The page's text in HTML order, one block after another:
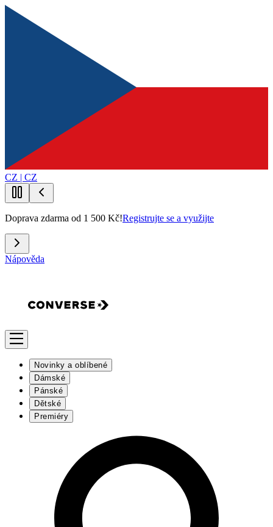
CZ | CZ
Doprava zdarma od 1 500 Kč!Registrujte se a využijte
Nápověda
Novinky a oblíbené
Dámské
Pánské
Dětské
Premiéry